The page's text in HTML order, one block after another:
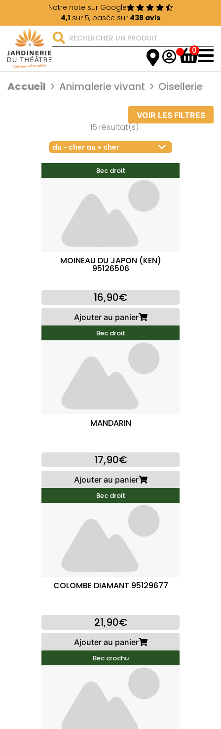
Notre note sur Google
4,1 sur 5, basée sur 438 avis
0
Accueil Animalerie vivant Oisellerie
VOIR LES FILTRES
15 résultat(s)
du - cher au + cher
Bec droit
MOINEAU DU JAPON (KEN)
95126506
16,90€
Ajouter au panier
Bec droit
MANDARIN
17,90€
Ajouter au panier
Bec droit
COLOMBE DIAMANT 95129677
21,90€
Ajouter au panier
Bec crochu